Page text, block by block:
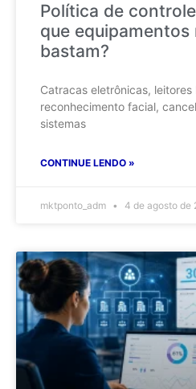
Política de
que
bastam?
Catracas eletrônicas, leitores
reconhecimento facial,
sistemas
CONTINUE LENDO »
mktponto_adm 4 de agosto de